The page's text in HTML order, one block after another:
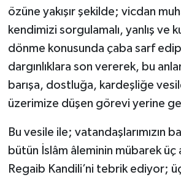
özüne yakışır şekilde; vicdan
kendimizi sorgulamalı, yanlış ve
dönme konusunda çaba sarf
dargınlıklara son vererek, bu
barışa, dostluğa, kardeşliğe
üzerimize düşen görevi yerine
Bu vesile ile; vatandaşlarımızın
bütün İslâm âleminin mübarek üç
Regaib Kandili’ni tebrik ediyor;